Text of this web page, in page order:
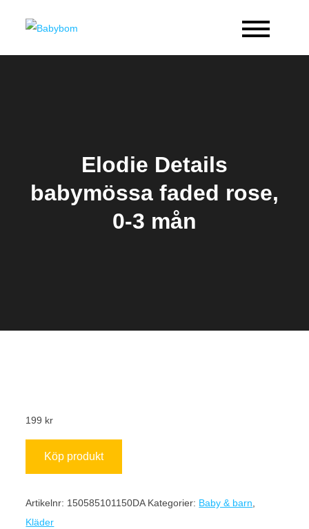
Elodie Details
babymössa faded rose,
0-3 mån
199 kr
Köp produkt
Artikelnr: 150585101150DA Kategorier: Baby & barn
Kläder